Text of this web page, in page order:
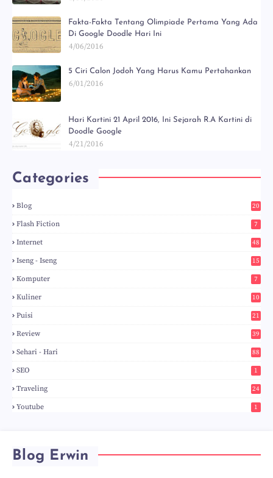
Fakta-Fakta Tentang Olimpiade Pertama Yang Ada
Di Google Doodle Hari Ini
4/06/2016
5 Ciri Calon Jodoh Yang Harus Kamu Pertahankan
6/01/2016
Hari Kartini 21 April 2016, Ini Sejarah R.A Kartini di
Doodle Google
4/21/2016
Categories
Blog
20
Flash Fiction 7
Internet 48
Iseng - Iseng 15
Komputer 7
Kuliner 10
Puisi 21
Review 39
Sehari - Hari 88
SEO 1
Traveling 24
Youtube 1
Blog Erwin